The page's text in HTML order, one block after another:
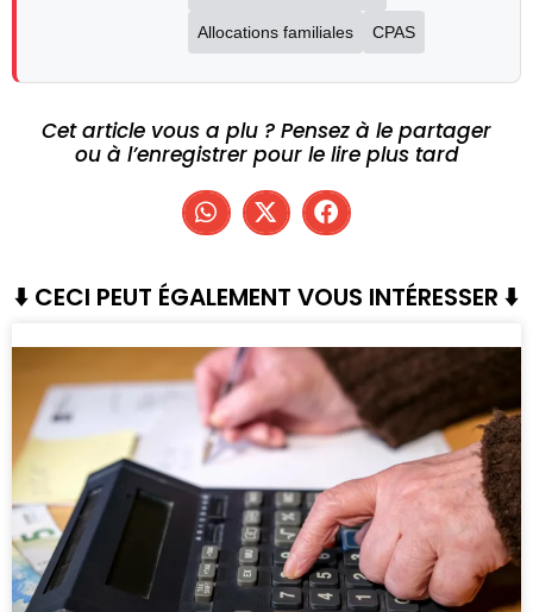
Allocations familiales CPAS
Cet article vous a plu ? Pensez à le partager
ou à l’enregistrer pour le lire plus tard
⬇️ CECI PEUT ÉGALEMENT VOUS INTÉRESSER ⬇️